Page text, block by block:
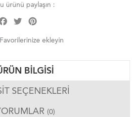
ürünü paylaşın :
Facebook
Twitter
Favorilerinize ekleyin
BILGISI
SEÇENEKLERI
(0)